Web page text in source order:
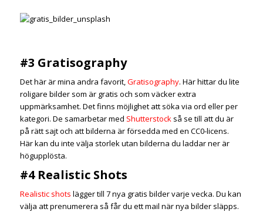
#3 Gratisography
Det här är mina andra favorit,Gratisography. Här hittar du lite
roligare bilder som är gratis och som väcker extra
uppmärksamhet. Det finns möjlighet att söka via ord eller per
kategori. De samarbetar med Shutterstockså se till att du är
på rätt sajt och att bilderna är försedda med en CC0-licens.
Här kan du inte välja storlek utan bilderna du laddar ner är
högupplösta.
#4 Realistic Shots
Realistic shots lägger till 7 nya gratis bilder varje vecka. Du kan
välja att prenumerera så får du ett mail när nya bilder släpps.